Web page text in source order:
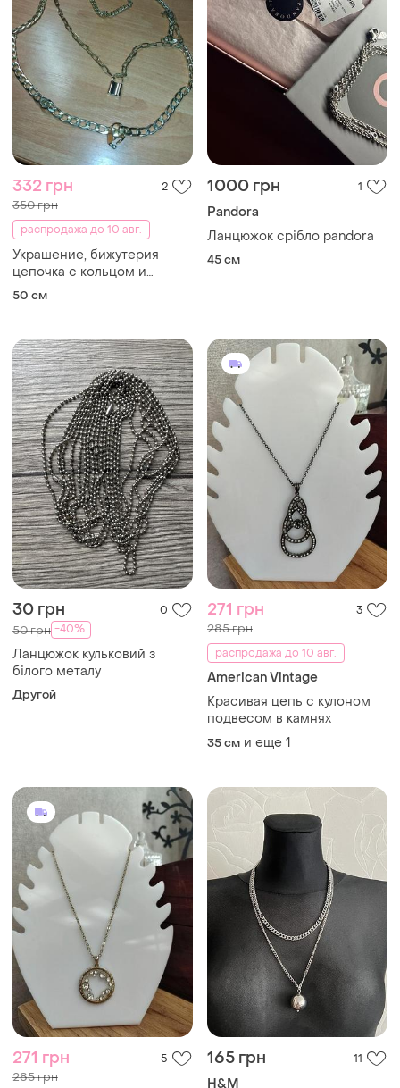
332 грн 2
350 грн
распродажа до 10 авг.
Украшение, бижутерия
цепочка с кольцом и
замочком
50 см
1000 грн 1
Pandora
Ланцюжок срібло pandora
45 см
30 грн 0
50 грн -40%
Ланцюжок кульковий з
білого металу
Другой
271 грн 3
285 грн
распродажа до 10 авг.
American Vintage
Красивая цепь с кулоном
подвесом в камнях
35 см и еще 1
271 грн 5
285 грн
165 грн 11
H&M